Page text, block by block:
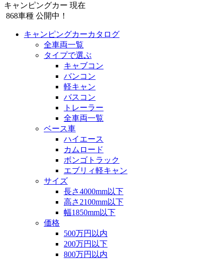
キャンピングカー 現在
868車種 公開中！
キャンピングカーカタログ
全車両一覧
タイプで選ぶ
キャブコン
バンコン
軽キャン
バスコン
トレーラー
全車両一覧
ベース車
ハイエース
カムロード
ボンゴトラック
エブリィ軽キャン
サイズ
長さ4000mm以下
高さ2100mm以下
幅1850mm以下
価格
500万円以内
200万円以下
800万円以内